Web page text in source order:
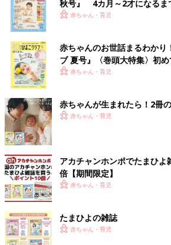
秋号』 4カ月～2才になるま
いっぱい！
赤ちゃん・育児
赤ちゃんのお世話まるわかり
ブ 夏号』〈巻頭大特集〉初
く！ おっぱい・ミルクの基本
赤ちゃん・育児
赤ちゃんが生まれたら！2冊
赤ちゃん・育児
アカチャンホンポでたまひ
倍【期間限定】
赤ちゃん・育児
たまひよの雑誌
赤ちゃん・育児